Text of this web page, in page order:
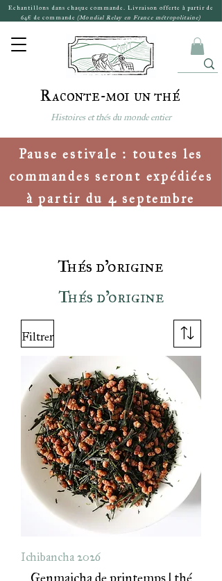
Raconte-moi un thé
Histoires et thés du monde entier
Echantillons dans chaque commande. Livraison offerte à partir de
64€ de commande (Mondial Relay en France métropolitaine)
Pause estivale : toutes les
commandes seront expédiées
à partir du 4 septembre
Thés d'origine
Thés d'origine
Filtrer
Ichibancha 2026
Genmaicha de printemps | thé